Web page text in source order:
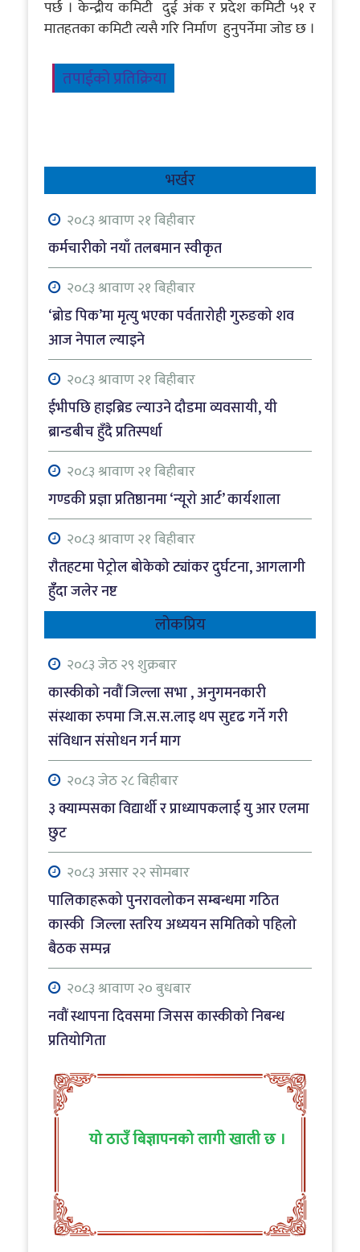
पर्छ । केन्द्रीय कमिटी दुई अंक र प्रदेश कमिटी ५१ र
मातहतका कमिटी त्यसै गरि निर्माण हुनुपर्नेमा जाेड छ ।
तपाईको प्रतिक्रिया
भर्खर
२०८३ श्रावाण २१ बिहीबार
कर्मचारीको नयाँ तलबमान स्वीकृत
२०८३ श्रावाण २१ बिहीबार
‘ब्रोड पिक’मा मृत्यु भएका पर्वतारोही गुरुङको शव
आज नेपाल ल्याइने
२०८३ श्रावाण २१ बिहीबार
ईभीपछि हाइब्रिड ल्याउने दौडमा व्यवसायी, यी
ब्रान्डबीच हुँदै प्रतिस्पर्धा
२०८३ श्रावाण २१ बिहीबार
गण्डकी प्रज्ञा प्रतिष्ठानमा ‘न्यूरो आर्ट’ कार्यशाला
२०८३ श्रावाण २१ बिहीबार
राैतहटमा पेट्रोल बोकेको ट्यांकर दुर्घटना, आगलागी
हुँँदा जलेर नष्ट
२०८३ श्रावाण २१ बिहीबार
खैरो हेरोइन कारोबारको आरोपमा रेस्टुरेन्ट सञ्चालक
पक्राउ
२०८३ श्रावाण २० बुधबार
नवौं स्थापना दिवसमा जिसस कास्कीको निबन्ध
प्रतियोगिता
२०८३ श्रावाण २० बुधबार
विराटनगरमा सबैभन्दा बढी वर्षा
लोकप्रिय
२०८३ जेठ २९ शुक्रबार
कास्कीको नवौं जिल्ला सभा , अनुगमनकारी
संस्थाका रुपमा जि.स.स.लाइ थप सुदृढ गर्ने गरी
संविधान संसोधन गर्न माग
२०८३ जेठ २८ बिहीबार
३ क्याम्पसका विद्यार्थी र प्राध्यापकलाई यु आर एलमा
छुट
२०८३ असार २२ सोमबार
पालिकाहरूको पुनरावलोकन सम्बन्धमा गठित
कास्की जिल्ला स्तरिय अध्ययन समितिको पहिलो
बैठक सम्पन्न
२०८३ श्रावाण २० बुधबार
नवौं स्थापना दिवसमा जिसस कास्कीको निबन्ध
प्रतियोगिता
२०८३ जेठ ३१ आइतबार
नाट्टा टोलीको कलकत्ता मिसनः सीधा उडान र साझा
प्याकेजमा जोड
पालिकाहरूको पुनरावलोकन सम्बन्धमा गठित
कास्की जिल्ला स्तरिय अध्ययन समितिको सांसद र